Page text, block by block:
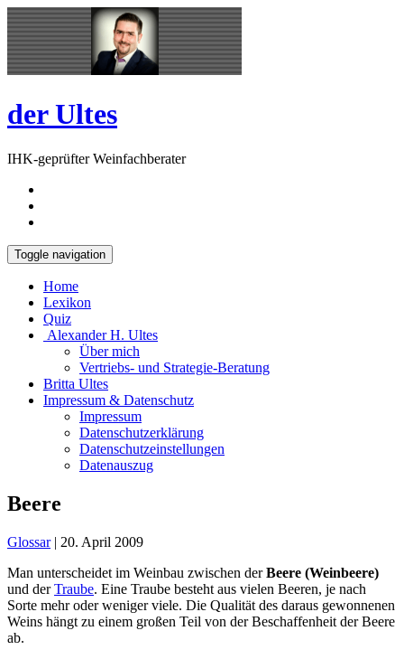
Skip
to
content
Open
Sidebar
der Ultes
IHK-geprüfter Weinfachberater
Toggle navigation
Home
Lexikon
Quiz
Alexander H. Ultes
Über mich
Vertriebs- und Strategie-Beratung
Britta Ultes
Impressum & Datenschutz
Impressum
Datenschutzerklärung
Datenschutzeinstellungen
Datenauszug
Beere
Glossar | 20. April 2009
Man unterscheidet im Weinbau zwischen derBeere (Weinbeere)
und derTraube. Eine Traube besteht aus vielen Beeren, je nach
Sorte mehr oder weniger viele. Die Qualität des daraus gewonnenen
Weins hängt zu einem großen Teil von der Beschaffenheit der Beere
ab.